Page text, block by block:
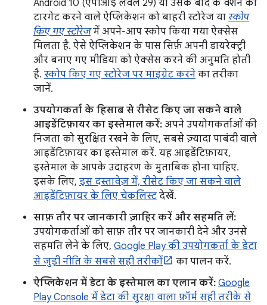
Android 10 (एपीआई लेवल 29) या उसके बाद के वर्शन को
टारगेट करने वाले ऐप्लिकेशन को बाहरी स्टोरेज या स्कोप
किए गए स्टोरेजमें अपने-आप स्कोप किया गया ऐक्सेस
मिलता है. ऐसे ऐप्लिकेशन के पास सिर्फ़ अपनी डायरेक्ट्री
और बनाए गए मीडिया को ऐक्सेस करने की अनुमति होती
है. स्कोप किए गए स्टोरेज पर माइग्रेट करने का तरीका
जानें.
उपयोगकर्ता के हिसाब से रीसेट किए जा सकने वाले
आइडेंटिफ़ायर का इस्तेमाल करें: अपने उपयोगकर्ताओं की
निजता को सुरक्षित रखने के लिए, सबसे ज़्यादा पाबंदी वाले
आइडेंटिफ़ायर का इस्तेमाल करें. यह आइडेंटिफ़ायर,
इस्तेमाल के आपके उदाहरण के मुताबिक होना चाहिए.
इसके लिए, इस दस्तावेज़ में, रीसेट किए जा सकने वाले
आइडेंटिफ़ायर के लिए चेकलिस्ट देखें.
साफ़ तौर पर जानकारी ज़ाहिर करें और सहमति लें:
उपयोगकर्ताओं को साफ़ तौर पर जानकारी देने और उनसे
सहमति लेने के लिए, Google Play की उपयोगकर्ता के डेटा
से जुड़ी नीति के सबसे सही तरीकों
का पालन करें.
ऐप्लिकेशन में डेटा के इस्तेमाल का एलान करें: Google
Play Console में डेटा की सुरक्षा वाला फ़ॉर्म सही तरीके से